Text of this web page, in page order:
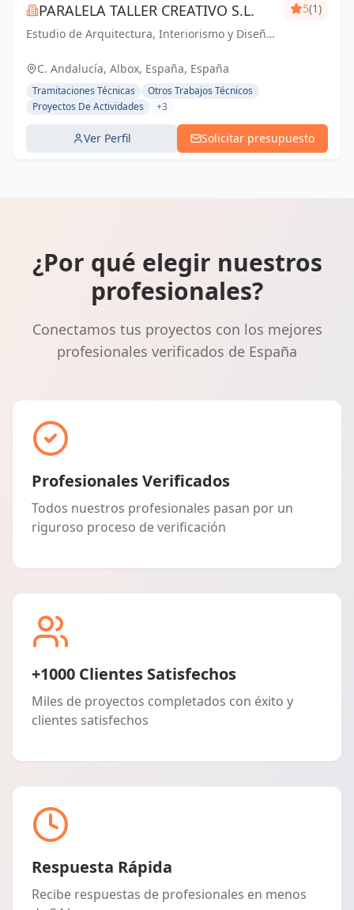
PARALELA TALLER CREATIVO S.L.
Estudio de Arquitectura, Interiorismo y Diseño.
Reforma y Obra Nueva.
5(1)
C. Andalucía, Albox, España, España
Tramitaciones Técnicas
Otros Trabajos Técnicos
Proyectos De Actividades
+3
Ver Perfil Solicitar presupuesto
¿Por qué elegir nuestros
profesionales?
Conectamos tus proyectos con los mejores
profesionales verificados de España
Profesionales Verificados
Todos nuestros profesionales pasan por un
riguroso proceso de verificación
+1000 Clientes Satisfechos
Miles de proyectos completados con éxito y
clientes satisfechos
Respuesta Rápida
Recibe respuestas de profesionales en menos